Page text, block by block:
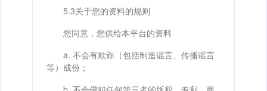
5.3关于您的资料的规则
您同意，您供给本平台的资料
a. 不会有欺诈（包括制造谣言、传播谣言
等）成份；